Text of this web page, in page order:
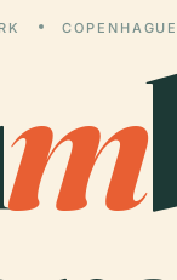
COPENHAGUE
m